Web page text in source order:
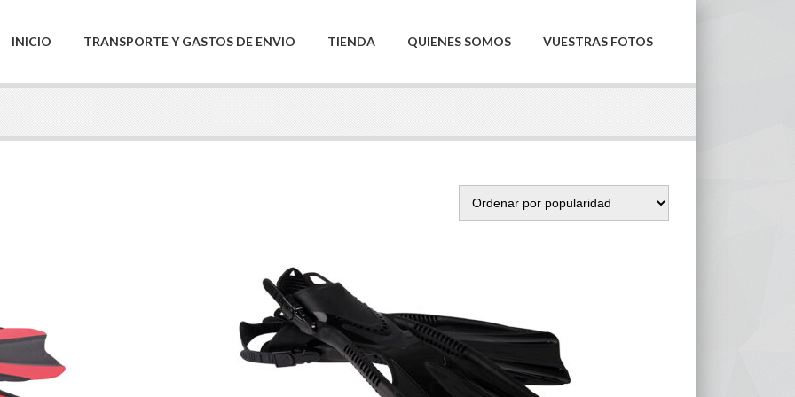
INICIO TRANSPORTE Y GASTOS DE ENVIO TIENDA QUIENES SOMOS VUESTRAS FOTOS